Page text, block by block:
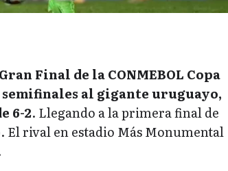
Final de la CONMEBOL Copa
al gigante uruguayo,
6-2. Llegando a la primera final de
rival en estadio Más Monumental